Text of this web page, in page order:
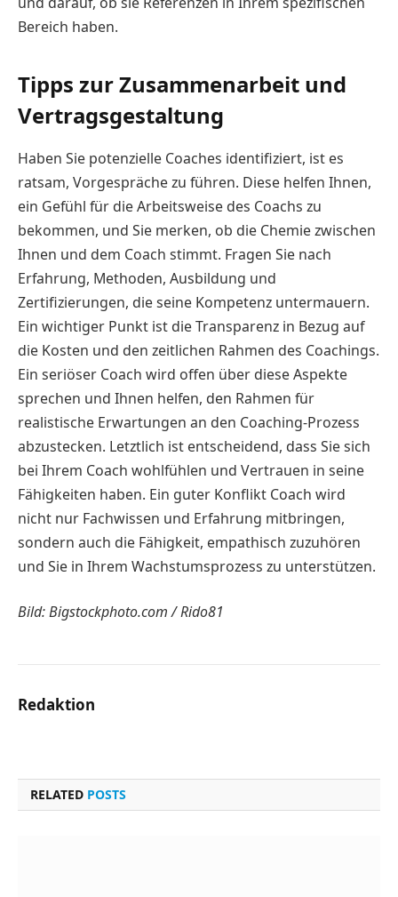
Bereich haben.
Tipps zur Zusammenarbeit und
Vertragsgestaltung
Haben Sie potenzielle Coaches identifiziert, ist es
ratsam, Vorgespräche zu führen. Diese helfen Ihnen,
ein Gefühl für die Arbeitsweise des Coachs zu
bekommen, und Sie merken, ob die Chemie zwischen
Ihnen und dem Coach stimmt. Fragen Sie nach
Erfahrung, Methoden, Ausbildung und
Zertifizierungen, die seine Kompetenz untermauern.
Ein wichtiger Punkt ist die Transparenz in Bezug auf
die Kosten und den zeitlichen Rahmen des Coachings.
Ein seriöser Coach wird offen über diese Aspekte
sprechen und Ihnen helfen, den Rahmen für
realistische Erwartungen an den Coaching-Prozess
abzustecken. Letztlich ist entscheidend, dass Sie sich
bei Ihrem Coach wohlfühlen und Vertrauen in seine
Fähigkeiten haben. Ein guter Konflikt Coach wird
nicht nur Fachwissen und Erfahrung mitbringen,
sondern auch die Fähigkeit, empathisch zuzuhören
und Sie in Ihrem Wachstumsprozess zu unterstützen.
Bild: Bigstockphoto.com / Rido81
Redaktion
RELATED POSTS